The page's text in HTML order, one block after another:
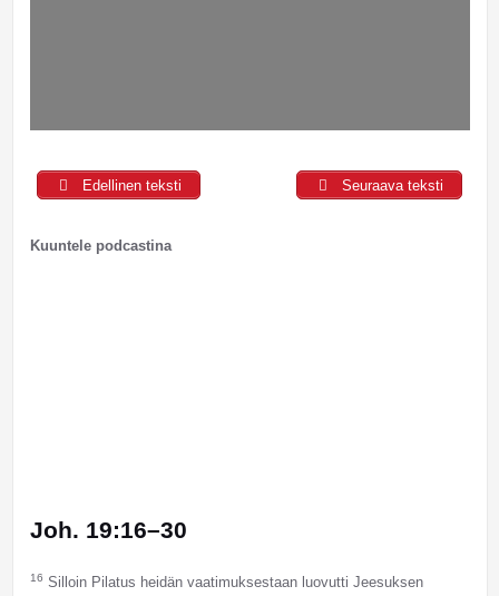
Edellinen teksti Seuraava teksti
Kuuntele podcastina
Joh. 19:16–30
16 Silloin Pilatus heidän vaatimuksestaan luovutti Jeesuksen